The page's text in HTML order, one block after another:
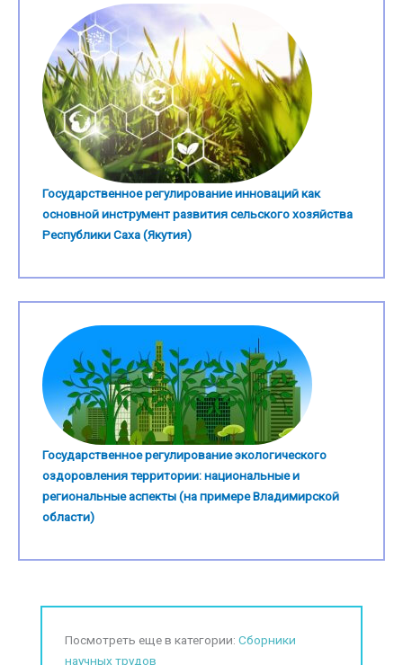
Государственное регулирование инноваций как
основной инструмент развития сельского хозяйства
Республики Саха (Якутия)
Государственное регулирование экологического
оздоровления территории: национальные и
региональные аспекты (на примере Владимирской
области)
Посмотреть еще в категории: Сборники
научных трудов